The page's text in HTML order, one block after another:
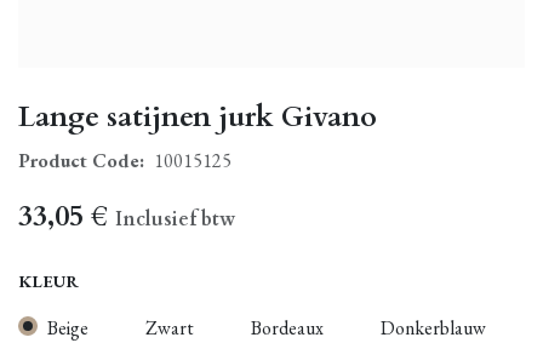
Lange satijnen jurk Givano
Product Code: 10015125
33,05 € Inclusief btw
KLEUR
Beige Zwart Bordeaux Donkerblauw